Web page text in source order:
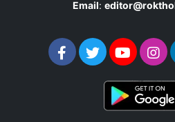
Email: